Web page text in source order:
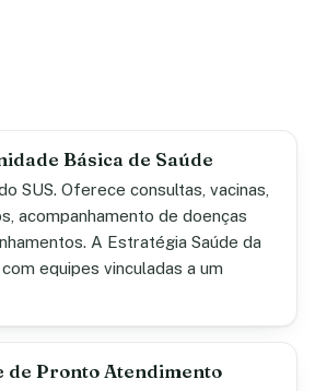
Básica de Saúde
SUS. Oferece consultas, vacinas,
acompanhamento de doenças
A Estratégia Saúde da
com equipes vinculadas a um
de Pronto Atendimento